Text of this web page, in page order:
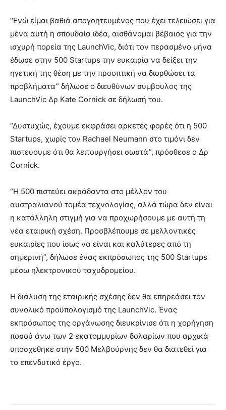
“Ενώ είμαι βαθιά απογοητευμένος που έχει τελειώσει για
μένα αυτή η σπουδαία ιδέα, αισθάνομαι βέβαιος για την
ισχυρή πορεία της LaunchVic, διότι τον περασμένο μήνα
έδωσε στην 500 Startups την ευκαιρία να δείξει την
ηγετική της θέση με την προοπτική να διορθώσει τα
προβλήματα” δήλωσε ο διευθύνων σύμβουλος της
LaunchVic Δρ Kate Cornick σε δήλωσή του.
“Δυστυχώς, έχουμε εκφράσει αρκετές φορές ότι η 500
Startups, χωρίς τον Rachael Neumann στο τιμόνι δεν
πιστεύουμε ότι θα λειτουργήσει σωστά”, πρόσθεσε ο Δρ
Cornick.
“Η 500 πιστεύει ακράδαντα στο μέλλον του
αυστραλιανού τομέα τεχνολογίας, αλλά τώρα δεν είναι
η κατάλληλη στιγμή για να προχωρήσουμε με αυτή τη
νέα εταιρική σχέση. Προσβλέπουμε σε μελλοντικές
ευκαιρίες που ίσως να είναι και καλύτερες από τη
σημερινή”, δήλωσε ένας εκπρόσωπος της 500 Startups
μέσω ηλεκτρονικού ταχυδρομείου.
Η διάλυση της εταιρικής σχέσης δεν θα επηρεάσει τον
συνολικό προϋπολογισμό της LaunchVic. Ένας
εκπρόσωπος της οργάνωσης διευκρίνισε ότι η χορήγηση
ποσού άνω των 2 εκατομμυρίων δολαρίων που αρχικά
υποσχέθηκε στην 500 Μελβούρνης δεν θα διατεθεί για
το επενδυτικό έργο.